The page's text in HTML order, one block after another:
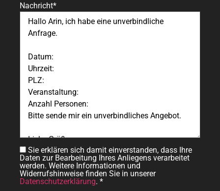
Nachricht*
Sie erklären sich damit einverstanden, dass Ihre
Daten zur Bearbeitung Ihres Anliegens verarbeitet
werden. Weitere Informationen und
Widerrufshinweise finden Sie in unserer
Datenschutzerklärung. *